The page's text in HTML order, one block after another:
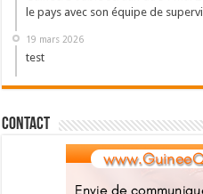
le pays avec son équipe de
19 mars 2026
test
Contact